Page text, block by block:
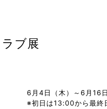
ブ展
6月4日（木）～6月
※初日は13:00から最終